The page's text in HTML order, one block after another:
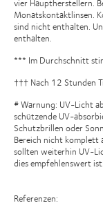
vier Hauptherstellern.
Monatskontaktlinsen.
sind nicht enthalten.
enthalten.
*** Im Durchschnitt
††† Nach 12 Stunden
# Warnung: UV-Licht
schützende UV-
Schutzbrillen oder
Bereich nicht komplett
sollten weiterhin UV-
dies empfehlenswert ist.
Referenzen: